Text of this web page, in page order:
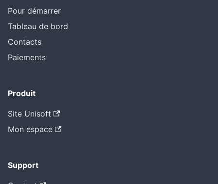
Pour démarrer
Tableau de bord
Contacts
Paiements
Produit
Site Unisoft
Mon espace
Support